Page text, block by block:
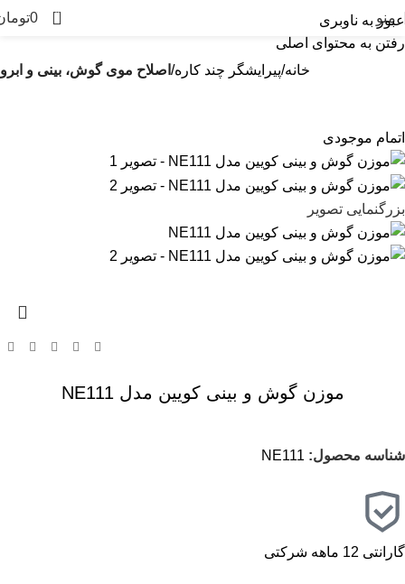
عبور به ناوبری
رفتن به محتوای اصلی
منو 0
0
خانه پیرایشگر چند کاره اصلاح موی گوش، بینی و ابرو
اتمام موجودی
بزرگنمایی تصویر
موزن گوش و بینی کویین مدل NE111
شناسه محصول: NE111
گارانتی 12 ماهه شرکتی